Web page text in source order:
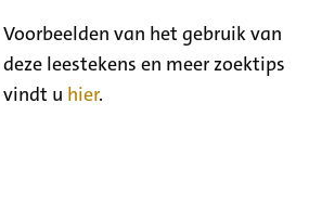
Voorbeelden van het gebruik van
deze leestekens en meer zoektips
vindt u hier.